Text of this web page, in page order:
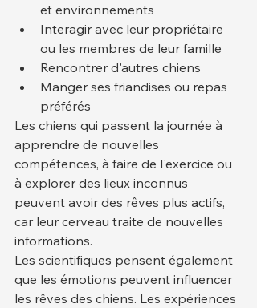
et environnements
Interagir avec leur propriétaire
ou les membres de leur famille
Rencontrer d'autres chiens
Manger ses friandises ou repas
préférés
Les chiens qui passent la journée à
apprendre de nouvelles
compétences, à faire de l'exercice ou
à explorer des lieux inconnus
peuvent avoir des rêves plus actifs,
car leur cerveau traite de nouvelles
informations.
Les scientifiques pensent également
que les émotions peuvent influencer
les rêves des chiens. Les expériences